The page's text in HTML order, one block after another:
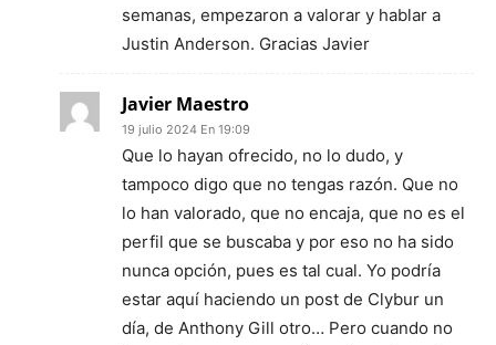
semanas, empezaron a valorar y hablar a
Justin Anderson. Gracias Javier
Javier Maestro
19 julio 2024 En 19:09
Que lo hayan ofrecido, no lo dudo, y
tampoco digo que no tengas razón. Que no
lo han valorado, que no encaja, que no es el
perfil que se buscaba y por eso no ha sido
nunca opción, pues es tal cual. Yo podría
estar aquí haciendo un post de Clybur un
día, de Anthony Gill otro… Pero cuando no